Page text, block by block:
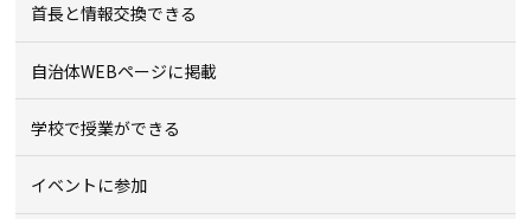
首長と情報交換できる
自治体WEBページに掲載
学校で授業ができる
イベントに参加